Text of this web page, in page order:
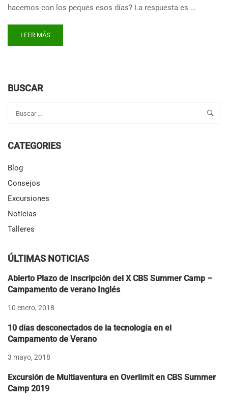
hacemos con los peques esos días? La respuesta es …
READ
MORE
LA
SEVILLA
¡MIENTRAS
HIJOS
SU
PROPIA
EN
INGLÉS!
LEER MÁS
BUSCAR
CATEGORIES
Blog
Consejos
Excursiones
Noticias
Talleres
ÚLTIMAS NOTICIAS
Abierto Plazo de Inscripción del X CBS Summer Camp –
Campamento de verano Inglés
10 enero, 2018
10 días desconectados de la tecnología en el
Campamento de Verano
3 mayo, 2018
Excursión de Multiaventura en Overlimit en CBS Summer
Camp 2019